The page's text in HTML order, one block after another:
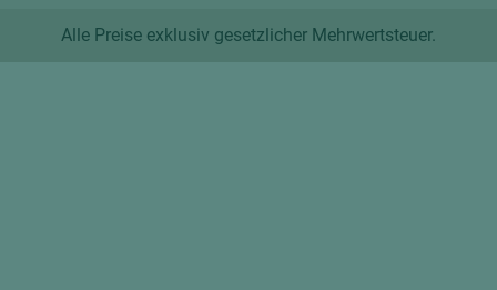
Alle Preise exklusiv gesetzlicher Mehrwertsteuer.